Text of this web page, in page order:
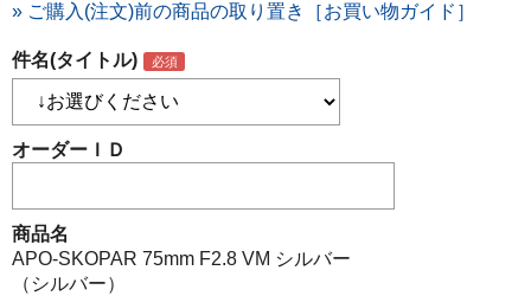
» ご購入(注文)前の商品の取り置き［お買い物ガイド］
件名(タイトル)
オーダーＩＤ
商品名
APO-SKOPAR 75mm F2.8 VM シルバー
（シルバー）